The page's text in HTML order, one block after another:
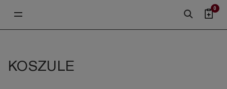
0
KOSZULE